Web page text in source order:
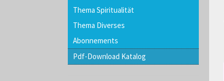
Thema Spiritualität
Thema Diverses
Abonnements
Pdf-Download Katalog